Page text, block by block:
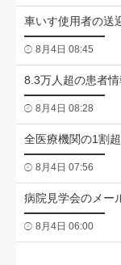
車いす使用者の送
8月4日 08:45
8.3万人超の患者
8月4日 08:28
全医療機関の1割
8月4日 07:56
病院見学会のメー
8月4日 06:00